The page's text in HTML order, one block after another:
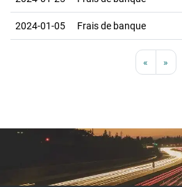
2024-01-05 Frais de banque
« »